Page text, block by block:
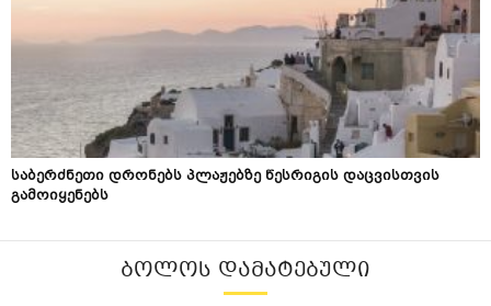
საბერძნეთი დრონებს პლაჟებზე წესრიგის დაცვისთვის
გამოიყენებს
ᲑᲝᲚᲝᲡ ᲓᲐᲛᲐᲢᲔᲑᲣᲚᲘ